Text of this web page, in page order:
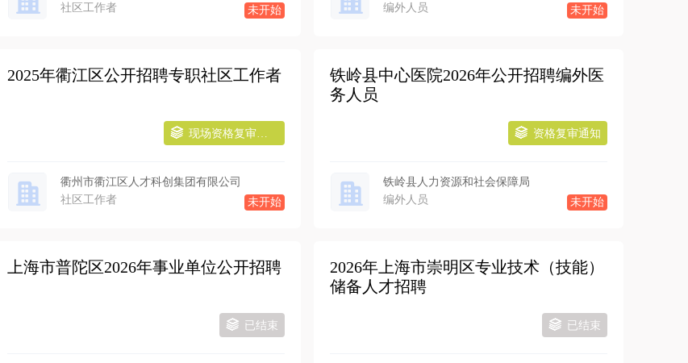
未开始
社区工作者
未开始
编外人员
2025年衢江区公开招聘专职社区工作者
现场资格复审通知
衢州市衢江区人才科创集团有限公司
未开始
社区工作者
铁岭县中心医院2026年公开招聘编外医
务人员
资格复审通知
铁岭县人力资源和社会保障局
未开始
编外人员
上海市普陀区2026年事业单位公开招聘
已结束
2026年上海市崇明区专业技术（技能）
储备人才招聘
已结束